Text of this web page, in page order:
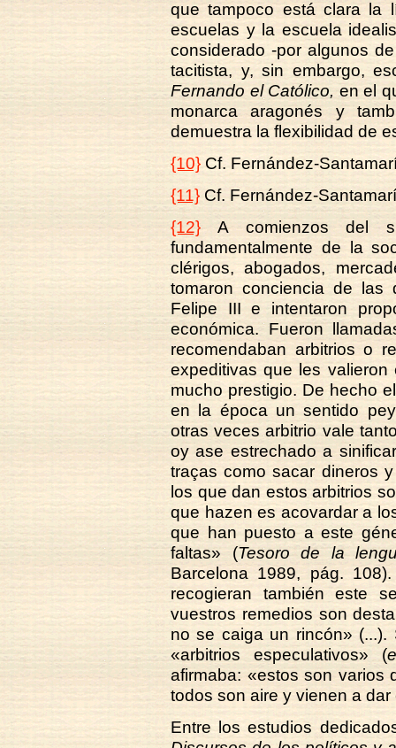
que tampoco está clara la
escuelas y la escuela
considerado -por algunos
tacitista, y, sin embargo,
Fernando el Católico,en el
monarca aragonés y
demuestra la flexibilidad de
{10} Cf. Fernández-
{11} Cf. Fernández-
{12} A comienzos del
fundamentalmente de la
clérigos, abogados,
tomaron conciencia de las
Felipe III e intentaron
económica. Fueron
recomendaban arbitrios o
expeditivas que les
mucho prestigio. De hecho
en la época un sentido
otras veces arbitrio vale
oy ase estrechado a
traças como sacar dineros
los que dan estos arbitrios
que hazen es acovardar a
que han puesto a este
faltas» (Tesoro de la
Barcelona 1989, pág.
recogieran también este
vuestros remedios son
no se caiga un rincón»
«arbitrios especulativos» (
afirmaba: «estos son varios
todos son aire y vienen a dar
Entre los estudios